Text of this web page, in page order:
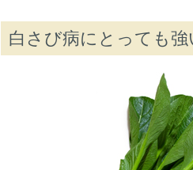
事業内容
養液栽培
会社の業績
白さび病にとっても